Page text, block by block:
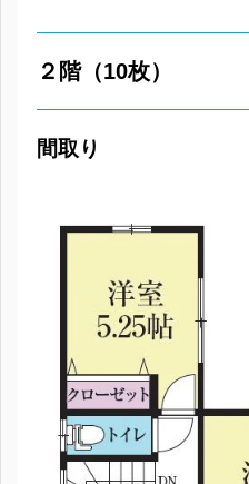
２階（10枚）
間取り